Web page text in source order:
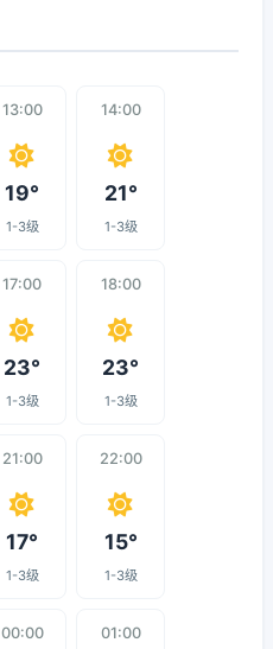
13:00
19°
1-3级
14:00
21°
1-3级
17:00
23°
1-3级
18:00
23°
1-3级
21:00
17°
1-3级
22:00
15°
1-3级
00:00 01:00